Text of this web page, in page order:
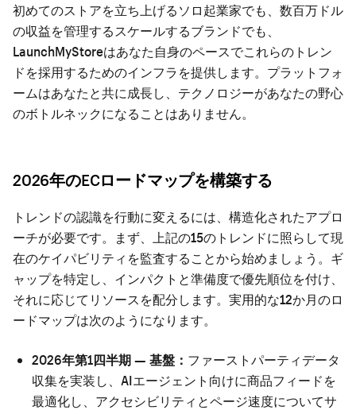
初めてのストアを立ち上げるソロ起業家でも、数百万ドル
の収益を管理するスケールするブランドでも、
LaunchMyStoreはあなた自身のペースでこれらのトレン
ドを採用するためのインフラを提供します。プラットフォ
ームはあなたと共に成長し、テクノロジーがあなたの野心
のボトルネックになることはありません。
2026年のECロードマップを構築する
トレンドの認識を行動に変えるには、構造化されたアプロ
ーチが必要です。まず、上記の15のトレンドに照らして現
在のケイパビリティを監査することから始めましょう。ギ
ャップを特定し、インパクトと準備度で優先順位を付け、
それに応じてリソースを配分します。実用的な12か月のロ
ードマップは次のようになります。
2026年第1四半期 — 基盤： ファーストパーティデータ
収集を実装し、AIエージェント向けに商品フィードを
最適化し、アクセシビリティとページ速度についてサ